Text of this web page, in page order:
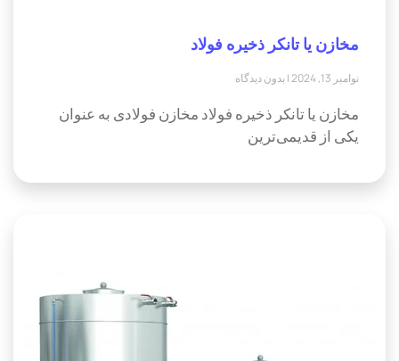
مخازن یا تانکر ذخیره فولاد
نوامبر 13, 2024 بدون دیدگاه
مخازن یا تانکر ذخیره فولاد مخازن فولادی به عنوان
یکی از قدیمی‌ترین